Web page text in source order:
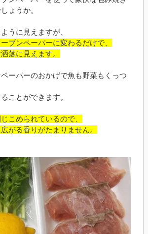
ょうか。
うに見えますが、
ブンペーパーに変わるだけで、
落に見えます。
ーパーのおかげで魚も野菜もくっつ
ことができます。
こめられているので、
がる香りがたまりません。